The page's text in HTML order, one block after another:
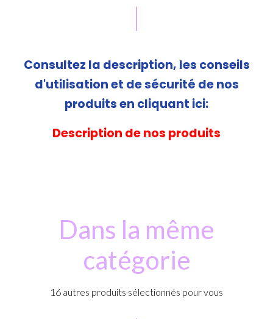
Consultez la description, les conseils
d'utilisation et de sécurité de nos
produits en cliquant ici:
Description de nos produits
Dans la même
catégorie
16 autres produits sélectionnés pour vous